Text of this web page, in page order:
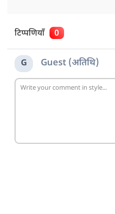
टिप्पणियाँ 0
G Guest (अतिथि)